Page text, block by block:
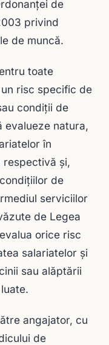
de
privind
de muncă.
toate
risc specific de
condiţii de
evalueze natura,
în
respectivă şi,
de
serviciilor
de Legea
orice risc
salariatelor şi
sau alăptării
angajator, cu
de